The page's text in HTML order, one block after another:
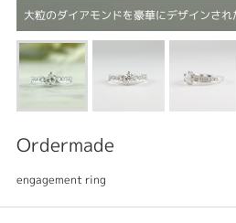
大粒のダイアモンドを豪華にデザインさ
Ordermade
engagement ring